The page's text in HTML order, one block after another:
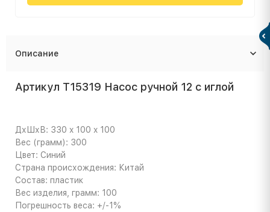
Описание
Артикул Т15319 Насос ручной 12 с иглой
ДхШхВ: 330 x 100 x 100
Вес (грамм): 300
Цвет: Синий
Страна происхождения: Китай
Состав: пластик
Вес изделия, грамм: 100
Погрешность веса: +/-1%